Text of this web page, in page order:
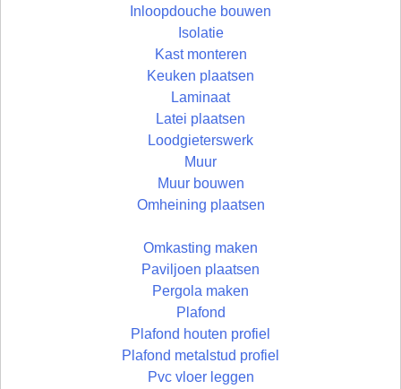
Inloopdouche bouwen
Isolatie
Kast monteren
Keuken plaatsen
Laminaat
Latei plaatsen
Loodgieterswerk
Muur
Muur bouwen
Omheining plaatsen
Omkasting maken
Paviljoen plaatsen
Pergola maken
Plafond
Plafond houten profiel
Plafond metalstud profiel
Pvc vloer leggen